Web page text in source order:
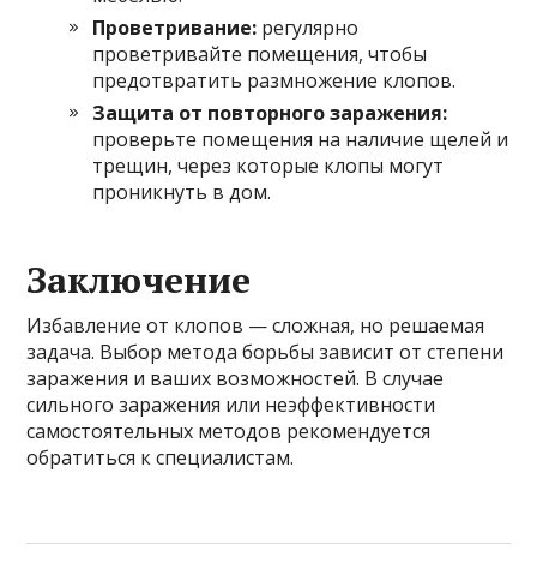
Проветривание: регулярно
проветривайте помещения, чтобы
предотвратить размножение клопов.
Защита от повторного заражения:
проверьте помещения на наличие щелей и
трещин, через которые клопы могут
проникнуть в дом.
Заключение
Избавление от клопов — сложная, но решаемая
задача. Выбор метода борьбы зависит от степени
заражения и ваших возможностей. В случае
сильного заражения или неэффективности
самостоятельных методов рекомендуется
обратиться к специалистам.